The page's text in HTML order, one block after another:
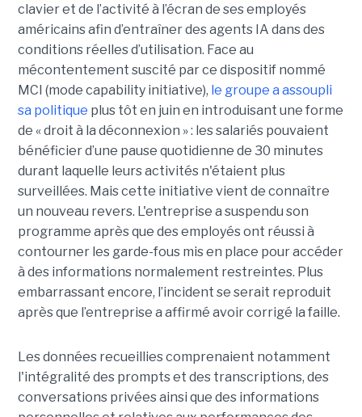
clavier et de l’activité à l’écran de ses employés
américains afin d’entraîner des agents IA dans des
conditions réelles d’utilisation. Face au
mécontentement suscité par ce dispositif nommé
MCI (mode capability initiative), le groupe a assoupli
sa politique plus tôt en juin en introduisant une forme
de « droit à la déconnexion » : les salariés pouvaient
bénéficier d’une pause quotidienne de 30 minutes
durant laquelle leurs activités n'étaient plus
surveillées. Mais cette initiative vient de connaître
un nouveau revers. L'entreprise a suspendu son
programme après que des employés ont réussi à
contourner les garde-fous mis en place pour accéder
à des informations normalement restreintes. Plus
embarrassant encore, l’incident se serait reproduit
après que l’entreprise a affirmé avoir corrigé la faille.
Les données recueillies comprenaient notamment
l'intégralité des prompts et des transcriptions, des
conversations privées ainsi que des informations